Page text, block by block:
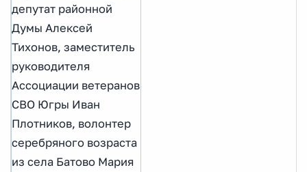
депутат районной
Думы Алексей
Тихонов, заместитель
руководителя
Ассоциации ветеранов
СВО Югры Иван
Плотников, волонтер
серебряного возраста
из села Батово Мария